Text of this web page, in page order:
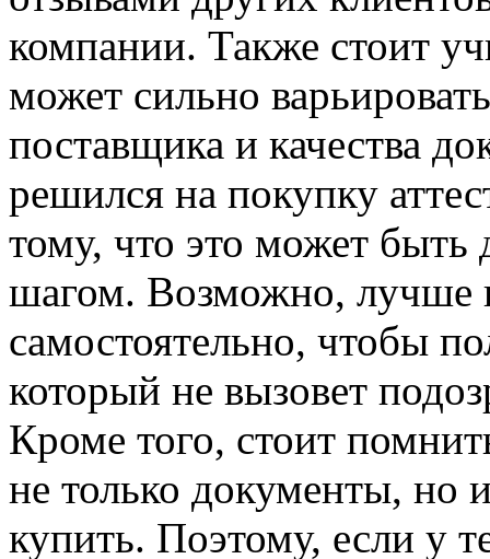
компании. Также стоит
может сильно
поставщика и качества
решился на покупку
тому, что это может
шагом. Возможно, лучше
самостоятельно, чтобы
который не вызовет
Кроме того, стоит
не только документы, но
купить. Поэтому, если у